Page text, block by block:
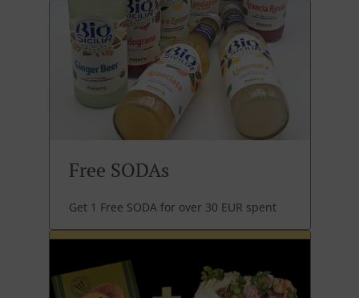
Free SODAs
Get 1 Free SODA for over 30 EUR spent